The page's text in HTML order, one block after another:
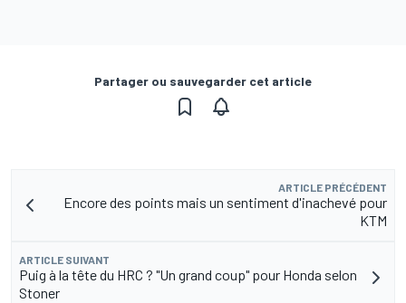
Partager ou sauvegarder cet article
ARTICLE PRÉCÉDENT
Encore des points mais un sentiment d'inachevé pour
KTM
ARTICLE SUIVANT
Puig à la tête du HRC ? "Un grand coup" pour Honda selon
Stoner